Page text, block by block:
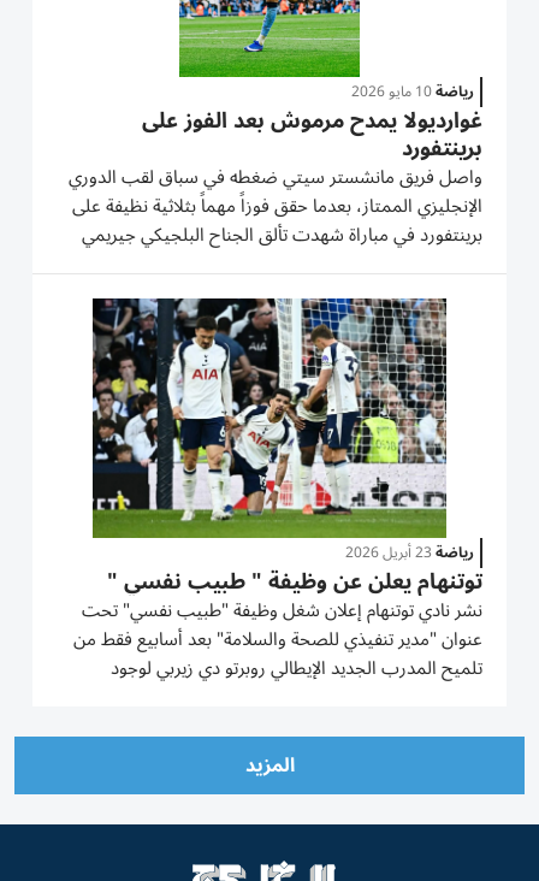
رياضة10 مايو 2026
غوارديولا يمدح مرموش بعد الفوز على
برينتفورد
واصل فريق مانشستر سيتي ضغطه في سباق لقب الدوري
الإنجليزي الممتاز، بعدما حقق فوزاً مهماً بثلاثية نظيفة على
برينتفورد في مباراة شهدت تألق الجناح البلجيكي جيريمي
دوكو، والمهاجم المصري عمر مرموش. افتتح دوكو التسجيل
لصالح مانشستر سيتي، قبل أن يضيف إيرلينج هالاند وعمر
مرموش...
رياضة23 أبريل 2026
توتنهام يعلن عن وظيفة " طبيب نفسي "
نشر نادي توتنهام إعلان شغل وظيفة "طبيب نفسي" تحت
عنوان "مدير تنفيذي للصحة والسلامة" بعد أسابيع فقط من
تلميح المدرب الجديد الإيطالي روبرتو دي زيربي لوجود
المزيد